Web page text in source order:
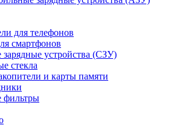
для телефонов
смартфонов
зарядные устройства (СЗУ)
стекла
и карты памяти
фильтры